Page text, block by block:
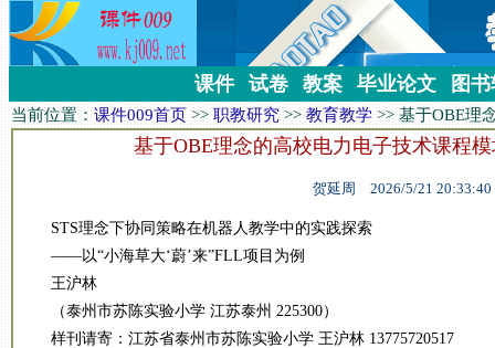
课件 试卷 教案 毕业论文 图
当前位置：课件009首页>>职教研究>>教育教学>>基于OBE理
基于OBE理念的高校电力电子技术课程
贺延周 2026/5/21 20:33:40
STS理念下协同策略在机器人教学中的实践探索
——以“小海草大‘蔚’来”FLL项目为例
王沪林
（泰州市苏陈实验小学 江苏泰州 225300）
样刊请寄：江苏省泰州市苏陈实验小学 王沪林 13775720517